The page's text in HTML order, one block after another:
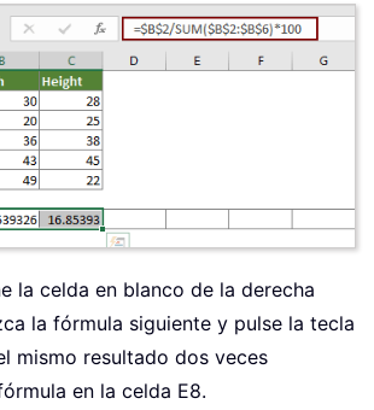
la celda en blanco de la derecha
la fórmula siguiente y pulse la tecla
mismo resultado dos veces
en la celda E8.